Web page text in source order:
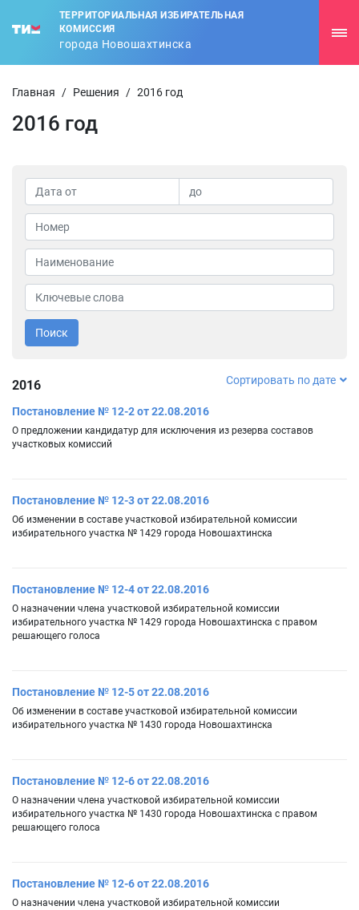
ТЕРРИТОРИАЛЬНАЯ ИЗБИРАТЕЛЬНАЯ
КОМИССИЯ
города Новошахтинска
Главная / Решения / 2016 год
2016 год
Поиск
2016 Сортировать по дате
Постановление № 12-2 от 22.08.2016
О предложении кандидатур для исключения из резерва составов
участковых комиссий
Постановление № 12-3 от 22.08.2016
Об изменении в составе участковой избирательной комиссии
избирательного участка № 1429 города Новошахтинска
Постановление № 12-4 от 22.08.2016
О назначении члена участковой избирательной комиссии
избирательного участка № 1429 города Новошахтинска с правом
решающего голоса
Постановление № 12-5 от 22.08.2016
Об изменении в составе участковой избирательной комиссии
избирательного участка № 1430 города Новошахтинска
Постановление № 12-6 от 22.08.2016
О назначении члена участковой избирательной комиссии
избирательного участка № 1430 города Новошахтинска с правом
решающего голоса
Постановление № 12-6 от 22.08.2016
О назначении члена участковой избирательной комиссии